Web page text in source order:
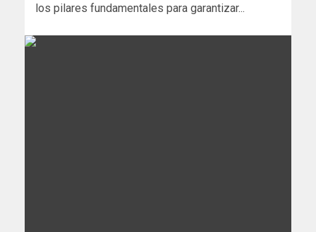
los pilares fundamentales para garantizar...